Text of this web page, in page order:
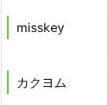
misskey
カクヨム